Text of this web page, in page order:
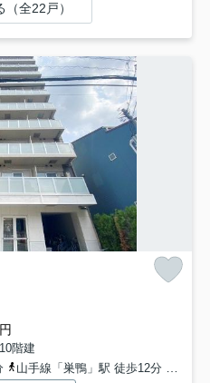
全22戸）
階建
山手線「巣鴨」駅 徒歩12分 南北